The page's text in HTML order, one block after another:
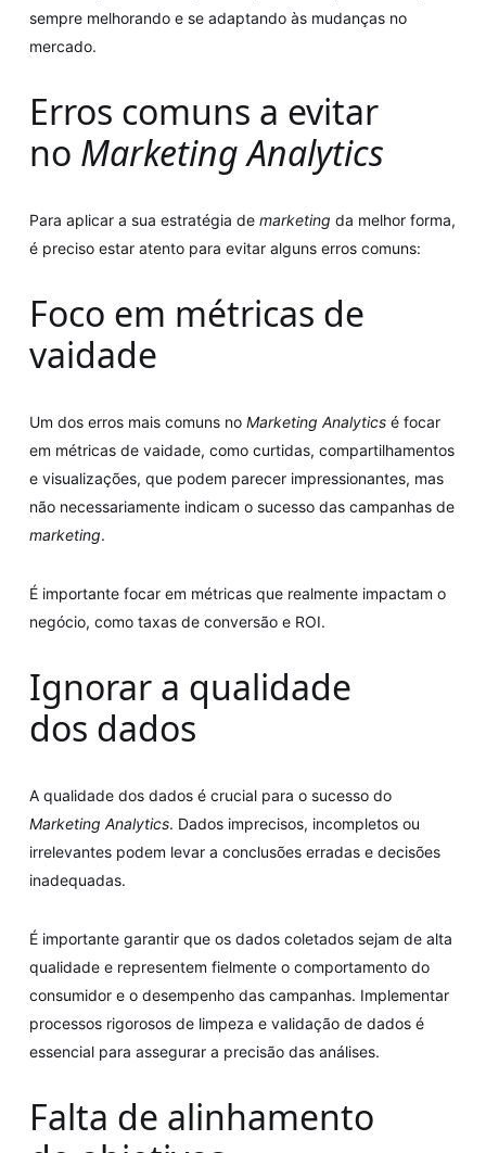
sempre melhorando e se adaptando às mudanças no
mercado.
Erros comuns a evitar
no Marketing Analytics
Para aplicar a sua estratégia de marketing da melhor forma,
é preciso estar atento para evitar alguns erros comuns:
Foco em métricas de
vaidade
Um dos erros mais comuns noMarketing Analytics é focar
em métricas de vaidade, como curtidas, compartilhamentos
e visualizações, que podem parecer impressionantes, mas
não necessariamente indicam o sucesso das campanhas de
marketing.
É importante focar em métricas que realmente impactam o
negócio, como taxas de conversão e ROI.
Ignorar a qualidade
dos dados
A qualidade dos dados é crucial para o sucesso do
Marketing Analytics. Dados imprecisos, incompletos ou
irrelevantes podem levar a conclusões erradas e decisões
inadequadas.
É importante garantir que os dados coletados sejam de alta
qualidade e representem fielmente o comportamento do
consumidor e o desempenho das campanhas. Implementar
processos rigorosos de limpeza e validação de dados é
essencial para assegurar a precisão das análises.
Falta de alinhamento